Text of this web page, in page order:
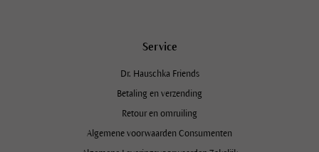
Service
Dr. Hauschka Friends
Betaling en verzending
Retour en omruiling
Algemene voorwaarden Consumenten